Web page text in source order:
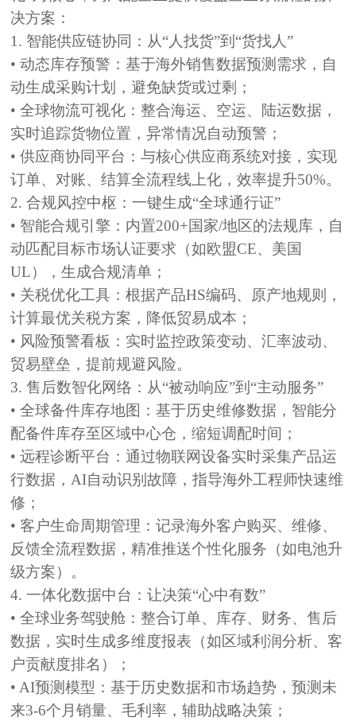
决方案：
1. 智能供应链协同：从“人找货”到“货找人”
• 动态库存预警：基于海外销售数据预测需求，自
动生成采购计划，避免缺货或过剩；
• 全球物流可视化：整合海运、空运、陆运数据，
实时追踪货物位置，异常情况自动预警；
• 供应商协同平台：与核心供应商系统对接，实现
订单、对账、结算全流程线上化，效率提升50%。
2. 合规风控中枢：一键生成“全球通行证”
• 智能合规引擎： 内置200+国家/地区的法规库，自
动匹配目标市场认证要求（如欧盟CE、美国
UL），生成合规清单；
• 关税优化工具：根据产品HS编码、原产地规则，
计算最优关税方案，降低贸易成本；
• 风险预警看板： 实时监控政策变动、汇率波动、
贸易壁垒，提前规避风险。
3. 售后数智化网络：从“被动响应”到“主动服务”
• 全球备件库存地图：基于历史维修数据，智能分
配备件库存至区域中心仓，缩短调配时间；
• 远程诊断平台：通过物联网设备实时采集产品运
行数据，AI自动识别故障，指导海外工程师快速维
修；
• 客户生命周期管理：记录海外客户购买、维修、
反馈全流程数据，精准推送个性化服务（如电池升
级方案）。
4. 一体化数据中台：让决策“心中有数”
• 全球业务驾驶舱：整合订单、库存、财务、售后
数据，实时生成多维度报表（如区域利润分析、客
户贡献度排名）；
• AI预测模型：基于历史数据和市场趋势，预测未
来3-6个月销量、毛利率，辅助战略决策；